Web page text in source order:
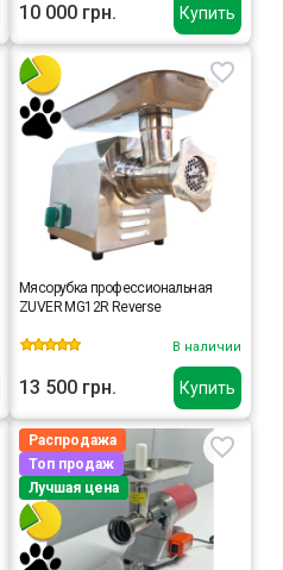
Купить
10 000 грн.
Купить
Мясорубка профессиональная
ZUVER MG12R Reverse
В наличии
13 500 грн.
Распродажа
Топ продаж
Лучшая цена